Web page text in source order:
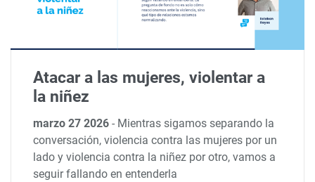
Atacar a las mujeres, violentar a
la niñez
marzo 27 2026- Mientras sigamos separando la
conversación, violencia contra las mujeres por un
lado y violencia contra la niñez por otro, vamos a
seguir fallando en entenderla